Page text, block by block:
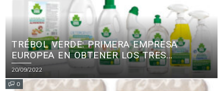
TRÉBOL VERDE: PRIMERA EMPRESA
EUROPEA EN OBTENER LOS TRES
PRINCIPALES CERTIFICADOS ECOLÓGICOS
PARA PRODUCTOS DE LIMPIEZA
20/09/2022
0